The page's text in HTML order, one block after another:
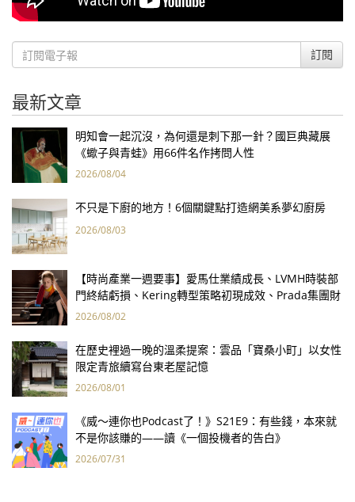
訂閱
最新文章
明知會一起沉沒，為何還是刺下那一針？國巨典藏展
《蠍子與青蛙》用66件名作拷問人性
2026/08/04
不只是下廚的地方！6個關鍵點打造網美系夢幻廚房
2026/08/03
【時尚產業一週要事】愛馬仕業績成長、LVMH時裝部
門終結虧損、Kering轉型策略初現成效、Prada集團財
報亮眼
2026/08/02
在歷史裡過一晚的溫柔提案：雲品「寶桑小町」以女性
限定青旅續寫台東老屋記憶
2026/08/01
《威～連你也Podcast了！》S21E9：有些錢，本來就
不是你該賺的——讀《一個投機者的告白》
2026/07/31